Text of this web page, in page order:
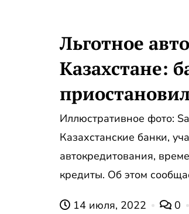
Льготное
Казахстане:
Иллюстративное фото:
Казахстанские банки,
автокредитования,
кредиты. Об этом
14 июля, 2022 0